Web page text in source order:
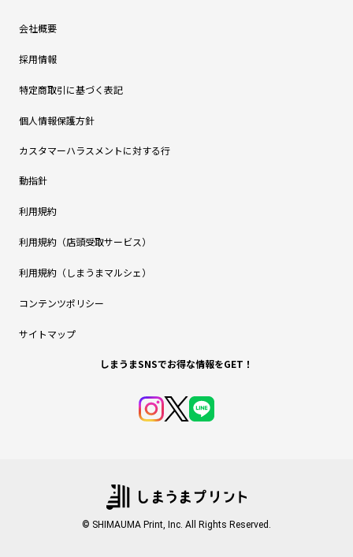
会社概要
採用情報
特定商取引に基づく表記
個人情報保護方針
カスタマーハラスメントに対する行
動指針
利用規約
利用規約（店頭受取サービス）
利用規約（しまうまマルシェ）
コンテンツポリシー
サイトマップ
しまうまSNSでお得な情報をGET！
© SHIMAUMA Print, Inc. All Rights Reserved.